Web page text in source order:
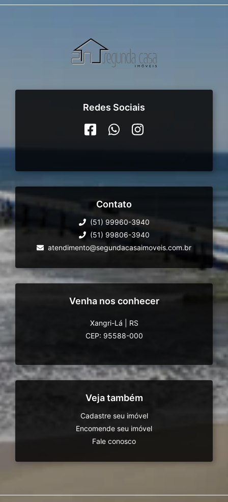
Redes Sociais
Contato
(51) 99960-3940
(51) 99806-3940
atendimento@segundacasaimoveis.com.br
Venha nos conhecer
Xangri-Lá
RS
CEP: 95588-000
Veja também
Cadastre seu imóvel
Encomende seu imóvel
Fale conosco